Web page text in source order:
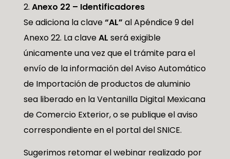
Anexo 22 – Identificadores
Se adiciona la clave“AL” al Apéndice 9 del
Anexo 22. La claveAL será exigible
únicamente una vez que el trámite para el
envío de la información del Aviso Automático
de Importación de productos de aluminio
sea liberado en la Ventanilla Digital Mexicana
de Comercio Exterior, o se publique el aviso
correspondiente en el portal del SNICE.
Sugerimos retomar el webinar realizado por